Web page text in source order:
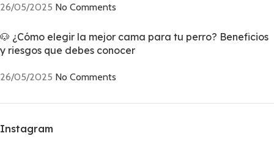
26/05/2025 No Comments
🐶 ¿Cómo elegir la mejor cama para tu perro? Beneficios
y riesgos que debes conocer
26/05/2025 No Comments
Instagram